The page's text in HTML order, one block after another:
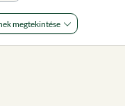
megtekintése